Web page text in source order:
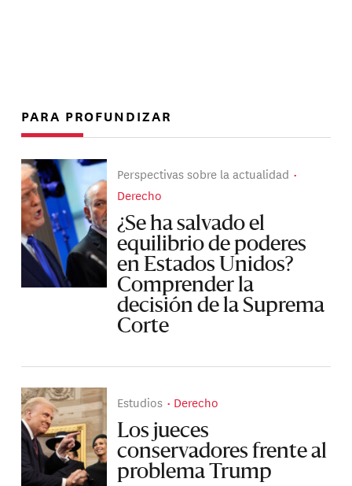
PARA PROFUNDIZAR
Perspectivas sobre la actualidad
Derecho
¿Se ha salvado el
equilibrio de poderes
en Estados Unidos?
Comprender la
decisión de la Suprema
Corte
Estudios Derecho
Los jueces
conservadores frente al
problema Trump